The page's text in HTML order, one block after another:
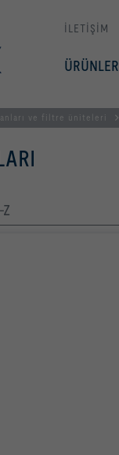
İLETİŞİM
ÜRÜNLER
ve filtre üniteleri